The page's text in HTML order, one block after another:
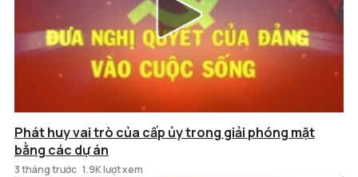
Phát huy vai trò của cấp ủy trong giải phóng mặt
bằng các dự án
3 tháng trước 1.9K lượt xem